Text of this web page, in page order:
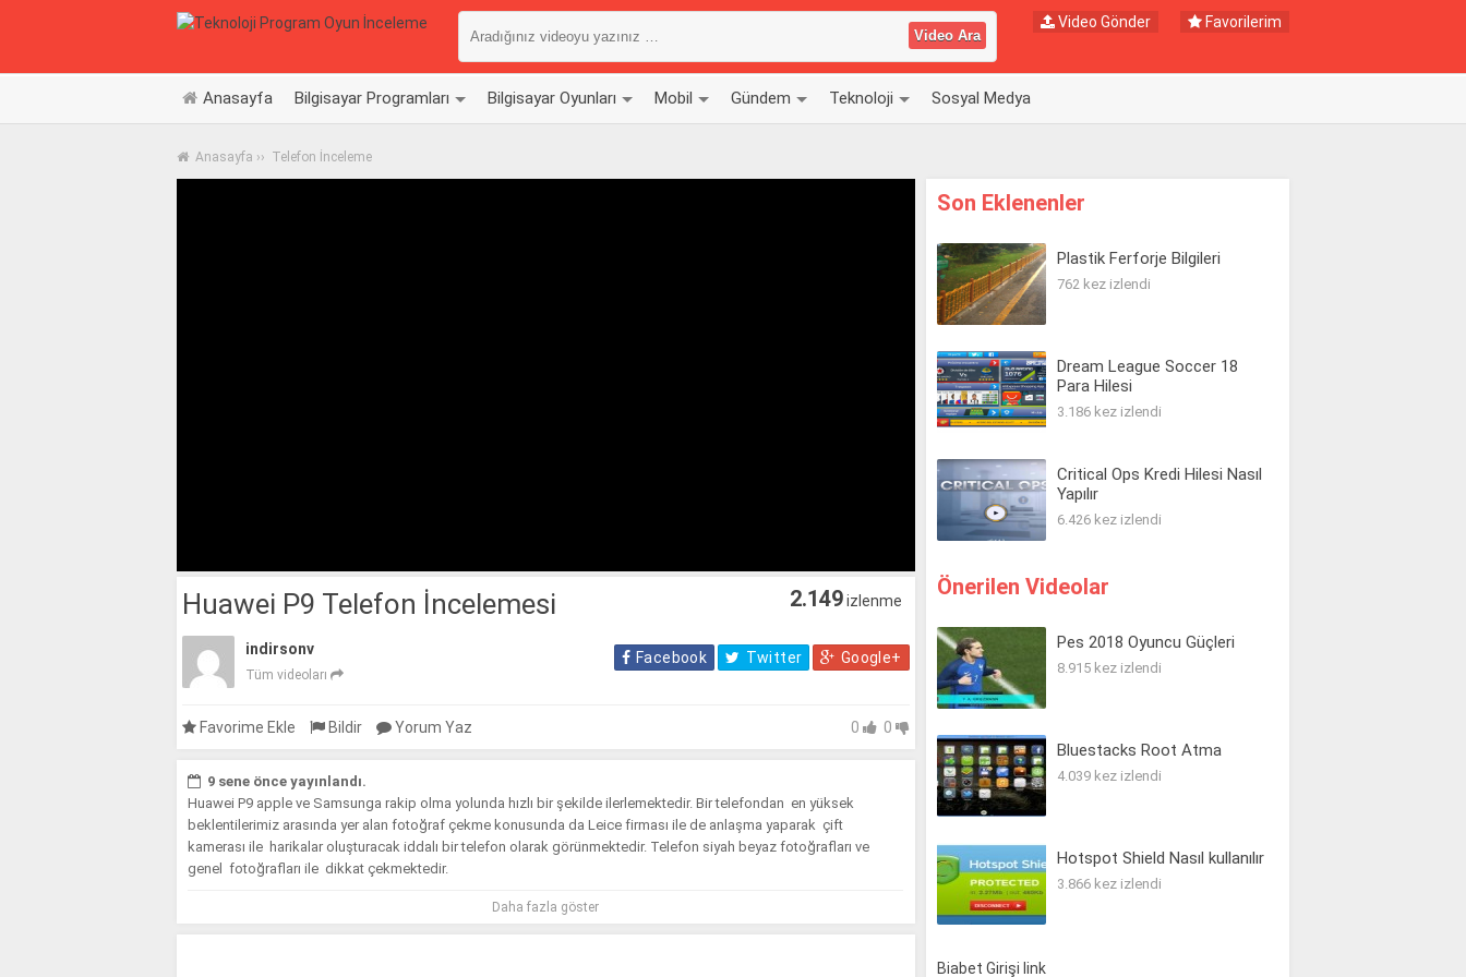
Favorilerim
Video Gönder
Anasayfa Bilgisayar Programları Bilgisayar Oyunları Mobil Gündem Teknoloji Sosyal Medya
Anasayfa ›› Telefon İnceleme
Huawei P9 Telefon İncelemesi 2.149izlenme
indirsonv
Tüm videoları
Facebook Twitter Google+
Favorime Ekle Bildir Yorum Yaz 0 0
9 sene önce yayınlandı.
Huawei P9 apple ve Samsunga rakip olma yolunda hızlı bir şekilde ilerlemektedir. Bir telefondan en yüksek
beklentilerimiz arasında yer alan fotoğraf çekme konusunda da Leice firması ile de anlaşma yaparak çift
kamerası ile harikalar oluşturacak iddalı bir telefon olarak görünmektedir. Telefon siyah beyaz fotoğrafları ve
genel fotoğrafları ile dikkat çekmektedir.
Huawei P9 özellikerini tanıtım inceleme videomuzda hep beraber dinleyelim.
Daha fazla göster
Son Eklenenler
Plastik Ferforje Bilgileri
762 kez izlendi
Dream League Soccer 18
Para Hilesi
3.186 kez izlendi
Critical Ops Kredi Hilesi Nasıl
Yapılır
6.426 kez izlendi
Önerilen Videolar
Pes 2018 Oyuncu Güçleri
8.915 kez izlendi
Bluestacks Root Atma
4.039 kez izlendi
Hotspot Shield Nasıl kullanılır
3.866 kez izlendi
Biabet Girişi link